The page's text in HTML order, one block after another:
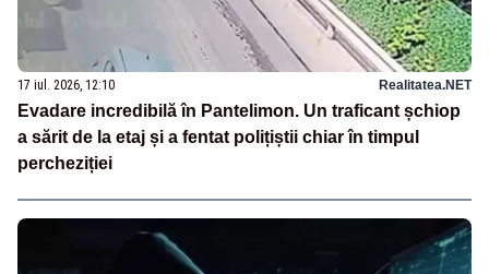
17 iul. 2026, 12:10 Realitatea.NET
Evadare incredibilă în Pantelimon. Un traficant șchiop
a sărit de la etaj și a fentat polițiștii chiar în timpul
percheziției